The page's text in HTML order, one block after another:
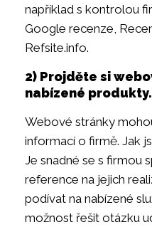
například s kontrolou
Google recenze,
Refsite.info.
2) Projděte si
nabízené produkty.
Webové stránky
informací o firmě. Jak
Je snadné se s firmou
reference na jejich
podívat na nabízené
možnost řešit otázku